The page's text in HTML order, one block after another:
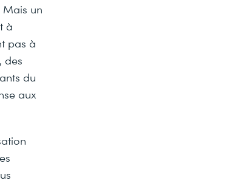
Mais un
à
pas à
des
du
aux